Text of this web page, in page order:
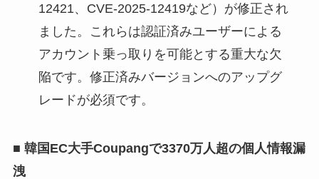
12421、CVE-2025-12419など）が修正され
ました。これらは認証済みユーザーによる
アカウント乗っ取りを可能とする重大な欠
陥です。修正済みバージョンへのアップグ
レードが必須です。
■ 韓国EC大手Coupangで3370万人超の個人情報漏
洩